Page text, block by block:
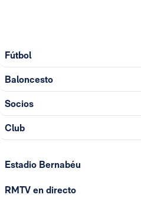
Fútbol
Baloncesto
Socios
Club
Estadio Bernabéu
RMTV en directo